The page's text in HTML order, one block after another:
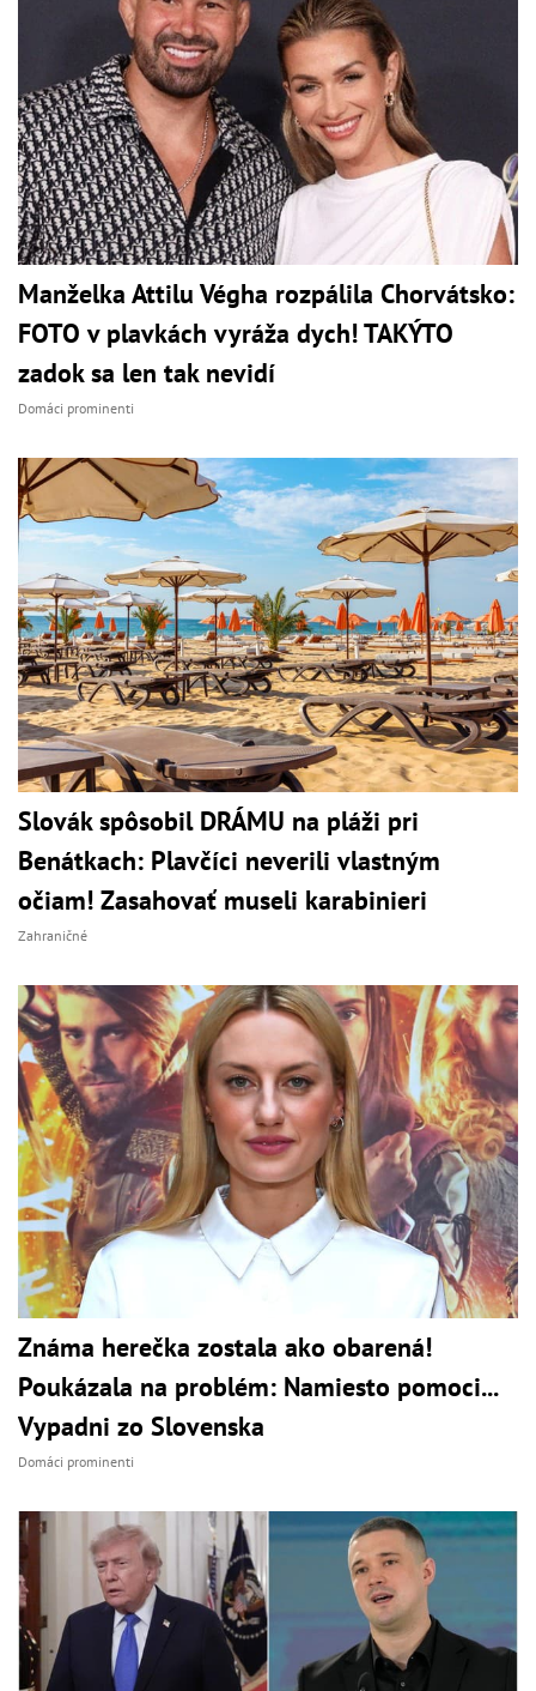
Manželka Attilu Végha rozpálila Chorvátsko:
FOTO v plavkách vyráža dych! TAKÝTO
zadok sa len tak nevidí
Domáci prominenti
Slovák spôsobil DRÁMU na pláži pri
Benátkach: Plavčíci neverili vlastným
očiam! Zasahovať museli karabinieri
Zahraničné
Známa herečka zostala ako obarená!
Poukázala na problém: Namiesto pomoci...
Vypadni zo Slovenska
Domáci prominenti